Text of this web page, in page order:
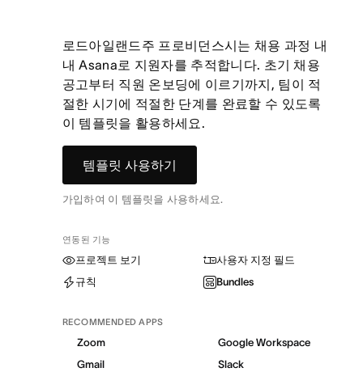
로드아일랜드주 프로비던스시는 채용 과정 내
내 Asana로 지원자를 추적합니다. 초기 채용
공고부터 직원 온보딩에 이르기까지, 팀이 적
절한 시기에 적절한 단계를 완료할 수 있도록
이 템플릿을 활용하세요.
템플릿 사용하기
가입하여 이 템플릿을 사용하세요.
연동된 기능
프로젝트 보기
사용자 지정 필드
규칙
Bundles
RECOMMENDED APPS
Zoom
Google Workspace
Gmail
Slack